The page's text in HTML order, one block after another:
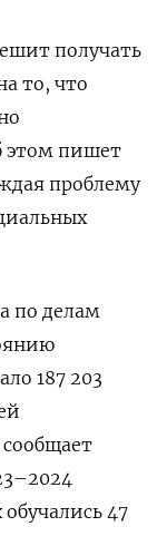
получать
то, что
этом пишет
проблему
по делам
187 203
47